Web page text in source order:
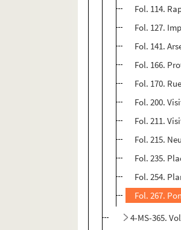
Fol. 114.
Fol. 127.
Fol. 141.
Fol. 166.
Fol. 170.
Fol. 200.
Fol. 211.
Fol. 215.
Fol. 235.
Fol. 254.
Fol. 267.
4-MS-365.